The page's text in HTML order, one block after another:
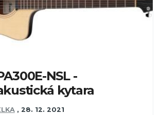
NSL -
kytara
, 28. 12. 2021